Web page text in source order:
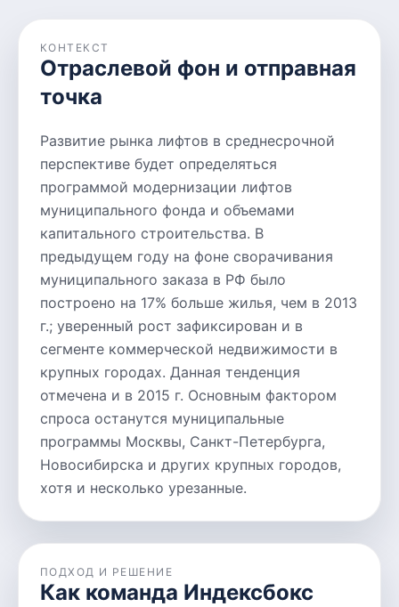
КОНТЕКСТ
Отраслевой фон и отправная
точка
Развитие рынка лифтов в среднесрочной
перспективе будет определяться
программой модернизации лифтов
муниципального фонда и объемами
капитального строительства. В
предыдущем году на фоне сворачивания
муниципального заказа в РФ было
построено на 17% больше жилья, чем в 2013
г.; уверенный рост зафиксирован и в
сегменте коммерческой недвижимости в
крупных городах. Данная тенденция
отмечена и в 2015 г. Основным фактором
спроса останутся муниципальные
программы Москвы, Санкт-Петербурга,
Новосибирска и других крупных городов,
хотя и несколько урезанные.
ПОДХОД И РЕШЕНИЕ
Как команда Индексбокс